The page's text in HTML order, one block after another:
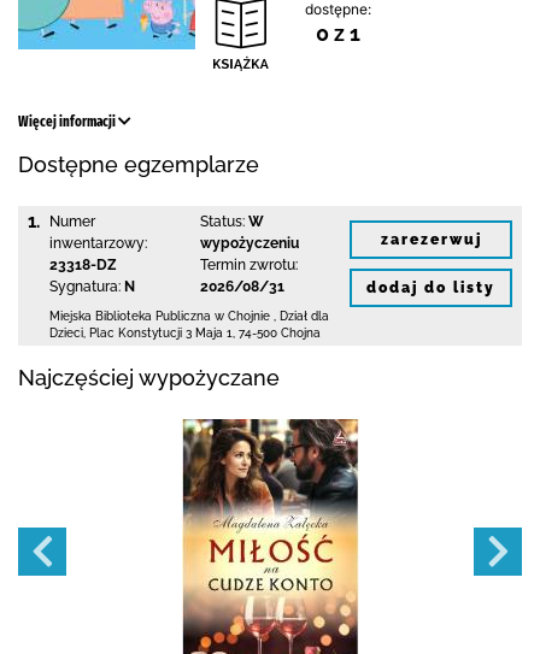
dostępne:
0 z 1
Więcej informacji
Dostępne egzemplarze
1.
Numer
inwentarzowy:
23318-DZ
Sygnatura: N
Status: W
wypożyczeniu
Termin zwrotu:
2026/08/31
Miejska Biblioteka Publiczna w Chojnie
Dział dla
Dzieci, Plac Konstytucji 3 Maja 1 74-500 Chojna
zarezerwuj
dodaj do listy
Najczęściej wypożyczane